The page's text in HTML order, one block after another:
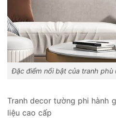
Đặc điểm nổi bật của tranh phù
Tranh decor tường phi hành
liệu cao cấp